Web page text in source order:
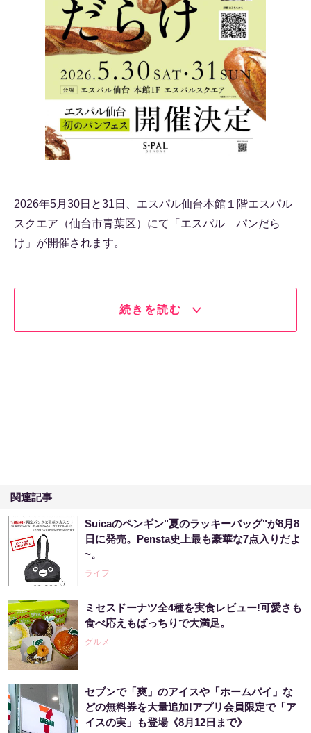
2026年5月30日と31日、エスパル仙台本館１階エスパル
スクエア（仙台市青葉区）にて「エスパル パンだら
け」が開催されます。
続きを読む
関連記事
Suicaのペンギン"夏のラッキーバッグ"が8月8
日に発売。Pensta史上最も豪華な7点入りだよ
~。
ライフ
ミセスドーナツ全4種を実食レビュー!可愛さも
食べ応えもばっちりで大満足。
グルメ
セブンで「爽」のアイスや「ホームパイ」な
どの無料券を大量追加!アプリ会員限定で「ア
イスの実」も登場《8月12日まで》